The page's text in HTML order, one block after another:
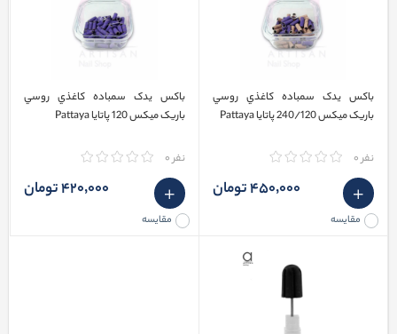
باکس یدک سمباده کاغذي روسي
باریک میکس 240/120 پاتایا Pattaya
نفر 0
مقایسه
450٬000 تومان
باکس یدک سمباده کاغذي روسي
باریک میکس 120 پاتایا Pattaya
نفر 0
مقایسه
420٬000 تومان